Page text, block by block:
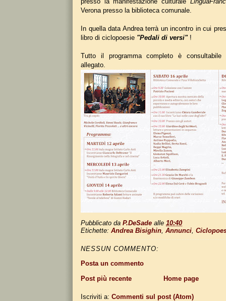
Verona presso la biblioteca comunale.
In quella data Andrea terrà un incontro in cui
libro di ciclopoesie "Pedali di versi" !
Tutto il programma completo è consultabile
allegato.
Pubblicato da P.DeSade alle 10:40
Etichette: Andrea Bisighin Annunci
NESSUN COMMENTO:
Posta un commento
Post più recente
Home page
Iscriviti a: Commenti sul post (Atom)